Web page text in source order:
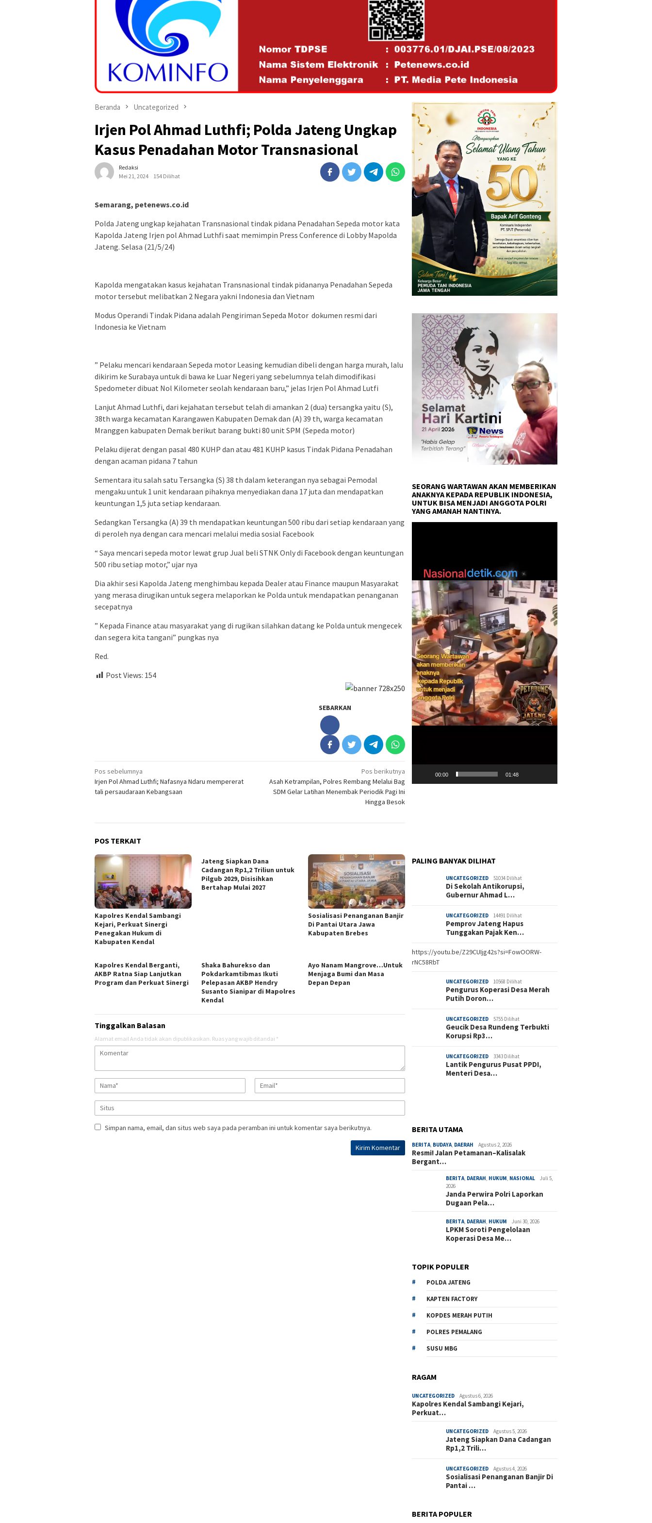
Beranda Uncategorized
Irjen Pol Ahmad Luthfi; Polda Jateng Ungkap
Kasus Penadahan Motor Transnasional
Redaksi
Mei 21, 2024
154 Dilihat
Semarang, petenews.co.id
Polda Jateng ungkap kejahatan Transnasional tindak pidana Penadahan Sepeda motor kata
Kapolda Jateng Irjen pol Ahmad Luthfi saat memimpin Press Conference di Lobby Mapolda
Jateng. Selasa (21/5/24)
Kapolda mengatakan kasus kejahatan Transnasional tindak pidananya Penadahan Sepeda
motor tersebut melibatkan 2 Negara yakni Indonesia dan Vietnam
Modus Operandi Tindak Pidana adalah Pengiriman Sepeda Motor dokumen resmi dari
Indonesia ke Vietnam
” Pelaku mencari kendaraan Sepeda motor Leasing kemudian dibeli dengan harga murah, lalu
dikirim ke Surabaya untuk di bawa ke Luar Negeri yang sebelumnya telah dimodifikasi
Spedometer dibuat Nol Kilometer seolah kendaraan baru,” jelas Irjen Pol Ahmad Lutfi
Lanjut Ahmad Luthfi, dari kejahatan tersebut telah di amankan 2 (dua) tersangka yaitu (S),
38th warga kecamatan Karangawen Kabupaten Demak dan (A) 39 th, warga kecamatan
Mranggen kabupaten Demak berikut barang bukti 80 unit SPM (Sepeda motor)
Pelaku dijerat dengan pasal 480 KUHP dan atau 481 KUHP kasus Tindak Pidana Penadahan
dengan acaman pidana 7 tahun
Sementara itu salah satu Tersangka (S) 38 th dalam keterangan nya sebagai Pemodal
mengaku untuk 1 unit kendaraan pihaknya menyediakan dana 17 juta dan mendapatkan
keuntungan 1,5 juta setiap kendaraan.
Sedangkan Tersangka (A) 39 th mendapatkan keuntungan 500 ribu dari setiap kendaraan yang
di peroleh nya dengan cara mencari melalui media sosial Facebook
“ Saya mencari sepeda motor lewat grup Jual beli STNK Only di Facebook dengan keuntungan
500 ribu setiap motor,” ujar nya
Dia akhir sesi Kapolda Jateng menghimbau kepada Dealer atau Finance maupun Masyarakat
yang merasa dirugikan untuk segera melaporkan ke Polda untuk mendapatkan penanganan
secepatnya
” Kepada Finance atau masyarakat yang di rugikan silahkan datang ke Polda untuk mengecek
dan segera kita tangani” pungkas nya
Red.
Post Views: 154
SEBARKAN
Navigasi
pos
Pos sebelumnya
Irjen Pol Ahmad Luthfi; Nafasnya Ndaru mempererat
tali persaudaraan Kebangsaan
Pos berikutnya
Asah Ketrampilan, Polres Rembang Melalui Bag
SDM Gelar Latihan Menembak Periodik Pagi Ini
Hingga Besok
POS TERKAIT
Kapolres Kendal Sambangi
Kejari, Perkuat Sinergi
Penegakan Hukum di
Kabupaten Kendal
Jateng Siapkan Dana
Cadangan Rp1,2 Triliun untuk
Pilgub 2029, Disisihkan
Bertahap Mulai 2027
Sosialisasi Penanganan Banjir
Di Pantai Utara Jawa
Kabupaten Brebes
Kapolres Kendal Berganti,
AKBP Ratna Siap Lanjutkan
Program dan Perkuat Sinergi
​Shaka Bahurekso dan
Pokdarkamtibmas Ikuti
Pelepasan AKBP Hendry
Susanto Sianipar di Mapolres
Kendal
Ayo Nanam Mangrove…Untuk
Menjaga Bumi dan Masa
Depan Depan
Tinggalkan Balasan
Alamat email Anda tidak akan dipublikasikan. Ruas yang wajib ditandai *
Simpan nama, email, dan situs web saya pada peramban ini untuk komentar saya berikutnya.
SEORANG WARTAWAN AKAN MEMBERIKAN
ANAKNYA KEPADA REPUBLIK INDONESIA,
UNTUK BISA MENJADI ANGGOTA POLRI
YANG AMANAH NANTINYA.
00:00 01:48
PALING BANYAK DILIHAT
UNCATEGORIZED 51034 Dilihat
Di Sekolah Antikorupsi,
Gubernur Ahmad L…
UNCATEGORIZED 14491 Dilihat
Pemprov Jateng Hapus
Tunggakan Pajak Ken…
https://youtu.be/Z29CUIjg42s?si=FowOORW-
rNC58RbT
UNCATEGORIZED 10568 Dilihat
Pengurus Koperasi Desa Merah
Putih Doron…
UNCATEGORIZED 5755 Dilihat
Geucik Desa Rundeng Terbukti
Korupsi Rp3…
UNCATEGORIZED 3343 Dilihat
Lantik Pengurus Pusat PPDI,
Menteri Desa…
BERITA UTAMA
BERITA, BUDAYA, DAERAH Agustus 2, 2026
Resmi! Jalan Petamanan–Kalisalak
Bergant…
BERITA, DAERAH, HUKUM, NASIONAL
Juli 5,
2026
Janda Perwira Polri Laporkan
Dugaan Pela…
BERITA, DAERAH, HUKUM Juni 30, 2026
LPKM Soroti Pengelolaan
Koperasi Desa Me…
TOPIK POPULER
POLDA JATENG
KAPTEN FACTORY
KOPDES MERAH PUTIH
POLRES PEMALANG
SUSU MBG
RAGAM
UNCATEGORIZED Agustus 6, 2026
Kapolres Kendal Sambangi Kejari,
Perkuat…
UNCATEGORIZED Agustus 5, 2026
Jateng Siapkan Dana Cadangan
Rp1,2 Trili…
UNCATEGORIZED Agustus 4, 2026
Sosialisasi Penanganan Banjir Di
Pantai …
BERITA POPULER